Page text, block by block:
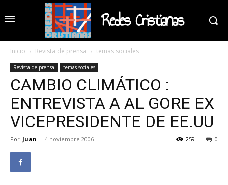
Redes Cristianas
Inicio Revista de prensa temas sociales
Revista de prensa temas sociales
CAMBIO CLIMÁTICO :
ENTREVISTA A AL GORE EX
VICEPRESIDENTE DE EE.UU
Por Juan - 4 noviembre 2006 0
259